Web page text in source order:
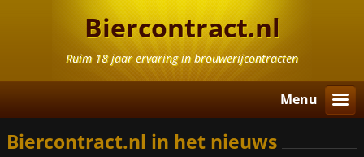
Biercontract.nl
Ruim 18 jaar ervaring in brouwerijcontracten
Menu
Biercontract.nl in het nieuws